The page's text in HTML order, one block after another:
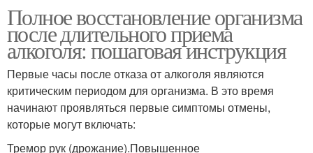
Полное восстановление организма
после длительного приема
алкоголя: пошаговая инструкция
Первые часы после отказа от алкоголя являются
критическим периодом для организма. В это время
начинают проявляться первые симптомы отмены,
которые могут включать:
Тремор рук (дрожание).Повышенное